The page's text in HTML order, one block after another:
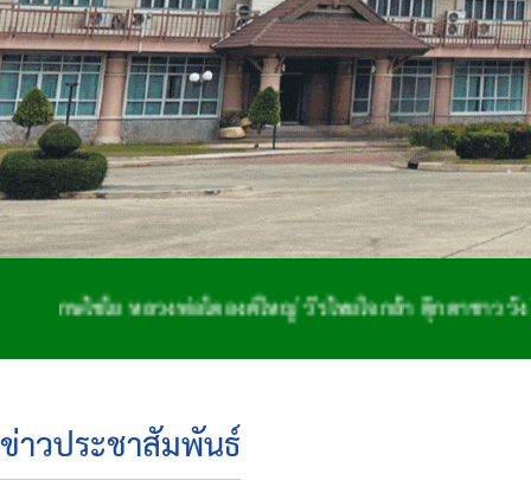
ชโย หลวงพ่อโตองค์ใหญ่ วีรไทยใจกล้า ตุ๊กตาชาววัง โด่งดัง
ข่าวประชาสัมพันธ์